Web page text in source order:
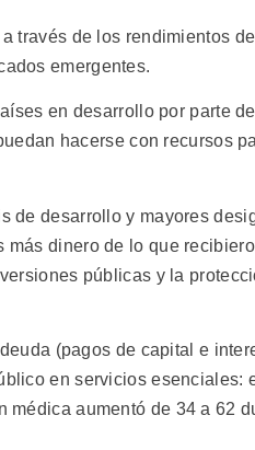
través de los rendimientos
emergentes.
en desarrollo por parte
hacerse con recursos
de desarrollo y mayores
dinero de lo que
públicas y la
(pagos de capital e
en servicios esenciales:
médica aumentó de 34 a 62